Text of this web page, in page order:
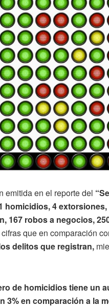
emitida en el reporte del
homicidios, 4
167 robos a negocios,
cifras que en comparación
delitos que registran,
de homicidios tiene un
3% en comparación a la